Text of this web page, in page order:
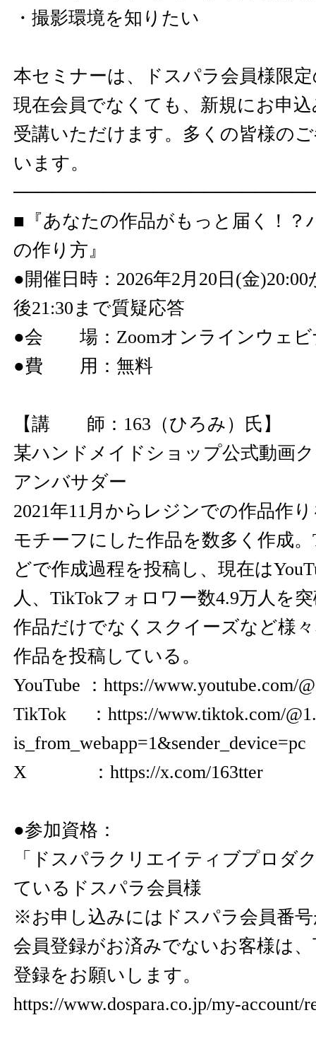
・撮影環境を知りたい
本セミナーは、ドスパラ会員様限
現在会員でなくても、新規にお申
受講いただけます。多くの皆様の
います。
■『あなたの作品がもっと届く！？
の作り方』
●開催日時：2026年2月20日(金
後21:30まで質疑応答
●会 場：Zoomオンラインウェビ
●費 用：無料
【講 師：163（ひろみ）氏】
某ハンドメイドショップ公式動画
アンバサダー
2021年11月からレジンでの作品作
モチーフにした作品を数多く作成。
どで作成過程を投稿し、現在は
人、TikTokフォロワー数4.9万人を
作品だけでなくスクイーズなど様
作品を投稿している。
YouTube ： https://www.youtube.com/
TikTok ： https://www.tiktok.com/
is_from_webapp=1&sender_device=pc
X ： https://x.com/163tter
●参加資格：
「ドスパラクリエイティブプロダ
ているドスパラ会員様
※お申し込みにはドスパラ会員番
会員登録がお済みでないお客様は
登録をお願いします。
https://www.dospara.co.jp/my-account/